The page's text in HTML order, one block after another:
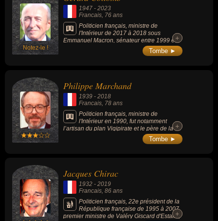
Notez-le !
1947 - 2023
Francais, 76 ans
Politicien français, ministre de
l'Intérieur de 2017 à 2018 sous
Emmanuel Macron, sénateur entre 1999 et
2017 et maire de Lyon de 2001 à 2017 et de
+
+
Tombe ►
Philippe Marchand
1939 - 2018
Francais, 78 ans
Politicien français, ministre de
l'Intérieur en 1990, fut notamment
l’artisan du plan Vigipirate et le père de la loi
+
+
Tombe ►
Jacques Chirac
1932 - 2019
Francais, 86 ans
Politicien français, 22e président de la
République française de 1995 à 2007,
premier ministre de Valéry Giscard d'Estaing
+
+